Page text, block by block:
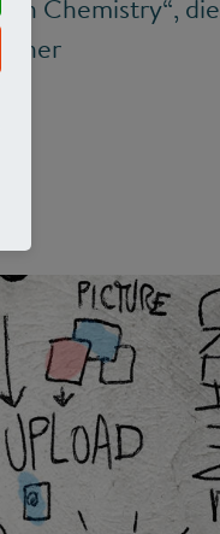
Chemistry“, die